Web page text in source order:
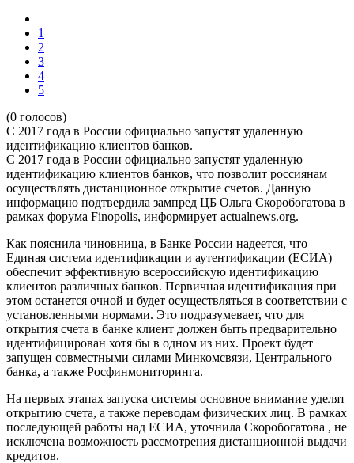
1
2
3
4
5
(0 голосов)
С 2017 года в России официально запустят удаленную
идентификацию клиентов банков.
С 2017 года в России официально запустят удаленную
идентификацию клиентов банков, что позволит россиянам
осуществлять дистанционное открытие счетов. Данную
информацию подтвердила зампред ЦБ Ольга Скоробогатова в
рамках форума Finopolis, информирует actualnews.org.
Как пояснила чиновница, в Банке России надеется, что
Единая система идентификации и аутентификации (ЕСИА)
обеспечит эффективную всероссийскую идентификацию
клиентов различных банков. Первичная идентификация при
этом останется очной и будет осуществляться в соответствии с
установленными нормами. Это подразумевает, что для
открытия счета в банке клиент должен быть предварительно
идентифицирован хотя бы в одном из них. Проект будет
запущен совместными силами Минкомсвязи, Центрального
банка, а также Росфинмониторинга.
На первых этапах запуска системы основное внимание уделят
открытию счета, а также переводам физических лиц. В рамках
последующей работы над ЕСИА, уточнила Скоробогатова , не
исключена возможность рассмотрения дистанционной выдачи
кредитов.